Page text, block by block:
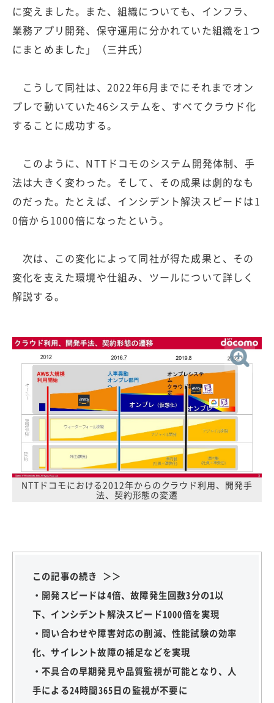
に変えました。また、組織についても、インフラ、
業務アプリ開発、保守運用に分かれていた組織を1つ
にまとめました」（三井氏）
こうして同社は、2022年6月までにそれまでオン
プレで動いていた46システムを、すべてクラウド化
することに成功する。
このように、NTTドコモのシステム開発体制、手
法は大きく変わった。そして、その成果は劇的なも
のだった。たとえば、インシデント解決スピードは1
0倍から1000倍になったという。
次は、この変化によって同社が得た成果と、その
変化を支えた環境や仕組み、ツールについて詳しく
解説する。
NTTドコモにおける2012年からのクラウド利用、開発手
法、契約形態の変遷
この記事の続き ＞＞
・開発スピードは4倍、故障発生回数3分の1以
下、インシデント解決スピード1000倍を実現
・問い合わせや障害対応の削減、性能試験の効率
化、サイレント故障の補足などを実現
・不具合の早期発見や品質監視が可能となり、人
手による24時間365日の監視が不要に